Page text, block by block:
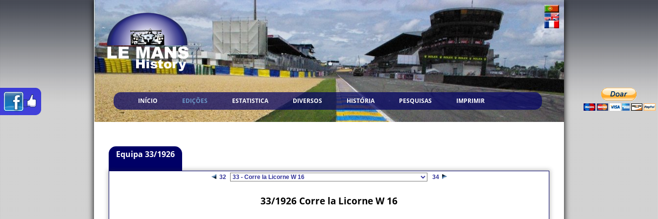
INÍCIO EDIÇÕES ESTATISTICA DIVERSOS HISTÓRIA PESQUISAS IMPRIMIR
Equipa 33/1926
32 34
33/1926 Corre la Licorne W 16